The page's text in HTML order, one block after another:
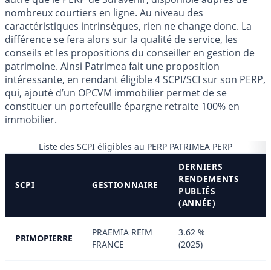
nombreux courtiers en ligne. Au niveau des
caractéristiques intrinsèques, rien ne change donc. La
différence se fera alors sur la qualité de service, les
conseils et les propositions du conseiller en gestion de
patrimoine. Ainsi Patrimea fait une proposition
intéressante, en rendant éligible 4 SCPI/SCI sur son PERP,
qui, ajouté d’un OPCVM immobilier permet de se
constituer un portefeuille épargne retraite 100% en
immobilier.
Liste des SCPI éligibles au PERP PATRIMEA PERP
SCPI GESTIONNAIRE
DERNIERS
RENDEMENTS
PUBLIÉS
(ANNÉE)
PRIMOPIERRE
PRAEMIA REIM
FRANCE
3.62 %
(2025)